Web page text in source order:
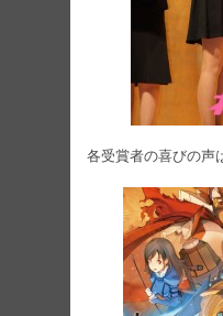
各受賞者の喜びの声